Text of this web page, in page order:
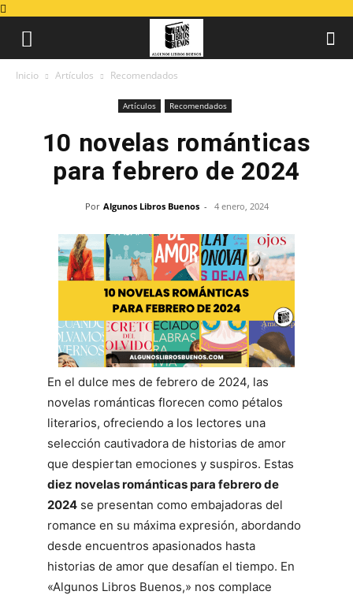
Inicio Artículos Recomendados
Artículos Recomendados
10 novelas románticas
para febrero de 2024
Por Algunos Libros Buenos - 4 enero, 2024
En el dulce mes de febrero de 2024, las
novelas románticas florecen como pétalos
literarios, ofreciendo a los lectores una
selección cautivadora de historias de amor
que despiertan emociones y suspiros. Estas
diez novelas románticas para febrero de
2024 se presentan como embajadoras del
romance en su máxima expresión, abordando
desde encuentros apasionados hasta
historias de amor que desafían el tiempo. En
«Algunos Libros Buenos,» nos complace